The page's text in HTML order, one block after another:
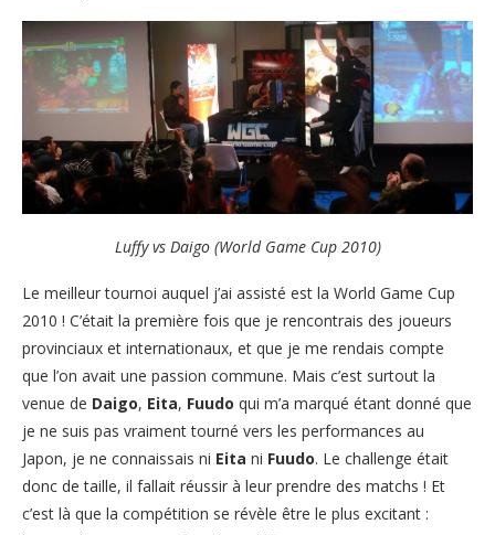
Luffy vs Daigo (World Game Cup 2010)
Le meilleur tournoi auquel j’ai assisté est la World Game Cup
2010 ! C’était la première fois que je rencontrais des joueurs
provinciaux et internationaux, et que je me rendais compte
que l’on avait une passion commune. Mais c’est surtout la
venue de Daigo, Eita, Fuudo qui m’a marqué étant donné que
je ne suis pas vraiment tourné vers les performances au
Japon, je ne connaissais ni Eita ni Fuudo. Le challenge était
donc de taille, il fallait réussir à leur prendre des matchs ! Et
c’est là que la compétition se révèle être le plus excitant :